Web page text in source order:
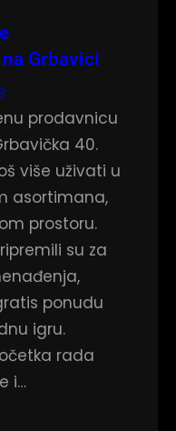
Grbavici
prodavnicu
40.
više uživati u
asortimana,
prostoru.
su za
ponudu
igru.
rada
i…